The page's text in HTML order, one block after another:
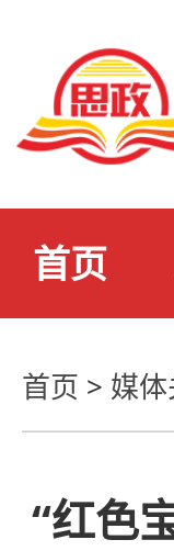
首页
首页 > 媒
“红色